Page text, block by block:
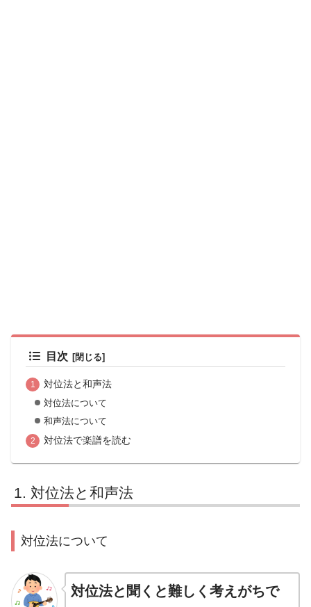
目次
対位法と和声法
対位法について
和声法について
対位法で楽譜を読む
対位法と和声法
対位法について
対位法と聞くと難しく考えがちで